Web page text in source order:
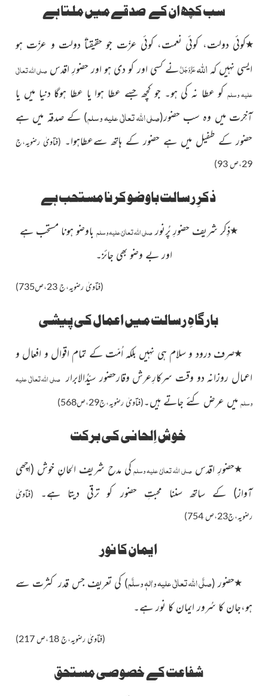
سب کچھ ان کےصدقے میں ملتا ہے
٭کوئی دولت، کوئی نعمت، کوئی عزّت جو حقیقتاً دولت و عزّت ہو
ایسی نہیں کہ اللہعَزَّ وَجَلَّنے کسی اور کو دی ہو اور حضورِ اقدس صلی اللہ تعالٰی
علیہ وسلمکو عطا نہ کی ہو۔ جو کچھ جسے عطا ہوا یا عطا ہوگا دنیا میں یا
آخِرت میں وہ سب حضور(صلی اللہ تعالٰی علیہ وسلم) کے صدقہ میں ہے
حضور کے طفیل میں ہے حضور کے ہاتھ سےعطاہوا۔ (فتاویٰ رضویہ،ج
29،ص 93)
ذکرِ رسالت باوضو کرنا مستحب ہے
٭ذِکر شریف حضورِ پُرنورصلی اللہ تعالیٰ علیہ وسلمباوضو ہونا مستحب ہے
اور بے وضو بھی جائز۔
(فتاویٰ رضویہ،ج 23،ص735)
بارگاہِ رسالت میں اعمال کی پیشی
٭صرف درود و سلام ہی نہیں بلکہ اُمّت کے تمام اقوال و افعال و
اعمال روزانہ دو وقت سرکارِعرش وقارحضور سیّدُالابرار صلی اللہ تعالٰی علیہ
وسلم میں عرض کئے جاتے ہیں۔(فتاویٰ رضویہ،ج29،ص568)
خوش اِلحانی کی برکت
٭حضورِ اقدسصلی اللہ تعالیٰ علیہ وسلمکی مدح شریف الحانِ خوش (اچھی
آواز) کے ساتھ سننا محبتِ حضور کو ترقی دیتا ہے۔
(فتاویٰ
رضویہ،ج23،ص 754)
ایمان کا نور
٭حضور(صلَّی اللہ تعالٰی علیہ واٰلہٖ وسلَّم) کی تعریف جس قدرکثرت سے
ہو،جان کا سُرور ایمان کا نور ہے۔
(فتاویٰ رضویہ،ج 18،ص 217)
شفاعت کے خصوصی مستحق